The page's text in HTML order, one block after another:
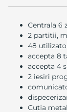
Centrala 6
2 partitii,
48
accepta 8
accepta 4
2 iesiri
Cutia